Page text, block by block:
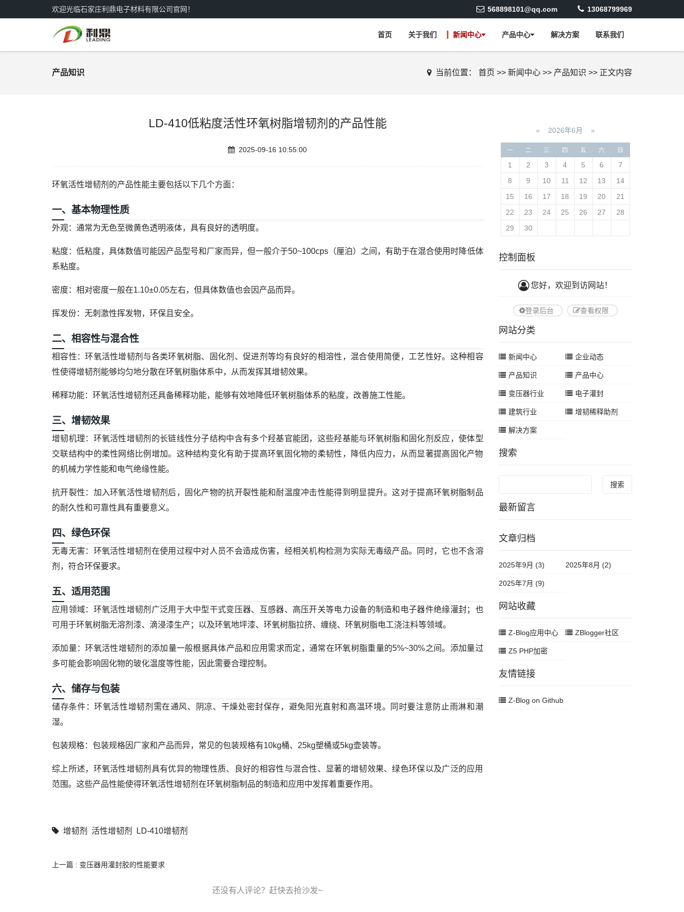
欢迎光临石家庄利鼎电子材料有限公司官网！ 568898101@qq.com 13068799969
首页 关于我们 新闻中心 产品中心 解决方案 联系我们
产品知识 当前位置： 首页 >> 新闻中心 >> 产品知识 >> 正文内容
LD-410低粘度活性环氧树脂增韧剂的产品性能
2025-09-16 10:55:00
环氧活性增韧剂的产品性能主要包括以下几个方面：
一、基本物理性质
外观：通常为无色至微黄色透明液体，具有良好的透明度。
粘度：低粘度，具体数值可能因产品型号和厂家而异，但一般介于50~100cps（厘泊）之间，有助于在混合使用时降低体
系粘度。
密度：相对密度一般在1.10±0.05左右，但具体数值也会因产品而异。
挥发份：无刺激性挥发物，环保且安全。
二、相容性与混合性
相容性 ：环氧活性增韧剂与各类环氧树脂、固化剂、促进剂等均有良好的相溶性，混合使用简便，工艺性好。这种相容
性使得增韧剂能够均匀地分散在环氧树脂体系中，从而发挥其增韧效果。
稀释功能：环氧活性增韧剂还具备稀释功能，能够有效地降低环氧树脂体系的粘度，改善施工性能。
三、增韧效果
增韧机理 ：环氧活性增韧剂的长链线性分子结构中含有多个羟基官能团，这些羟基能与环氧树脂和固化剂反应，使体型
交联结构中的柔性网络比例增加。这种结构变化有助于提高环氧固化物的柔韧性，降低内应力，从而显著提高固化产物
的机械力学性能和电气绝缘性能。
抗开裂性 ：加入环氧活性增韧剂后，固化产物的抗开裂性能和耐温度冲击性能得到明显提升。这对于提高环氧树脂制品
的耐久性和可靠性具有重要意义。
四、绿色环保
无毒无害 ：环氧活性增韧剂在使用过程中对人员不会造成伤害，经相关机构检测为实际无毒级产品。同时，它也不含溶
剂，符合环保要求。
五、适用范围
应用领域：环氧活性增韧剂广泛用于大中型干式变压器、互感器、高压开关等电力设备的制造和电子器件绝缘灌封；也
可用于环氧树脂无溶剂漆、滴浸漆生产；以及环氧地坪漆、环氧树脂拉挤、缠绕、环氧树脂电工浇注料等领域。
添加量 ：环氧活性增韧剂的添加量一般根据具体产品和应用需求而定，通常在环氧树脂重量的5%~30%之间。添加量过
多可能会影响固化物的玻化温度等性能，因此需要合理控制。
六、储存与包装
储存条件 ：环氧活性增韧剂需在通风、阴凉、干燥处密封保存，避免阳光直射和高温环境。同时要注意防止雨淋和潮
湿。
包装规格：包装规格因厂家和产品而异，常见的包装规格有10kg桶、25kg塑桶或5kg壶装等。
综上所述，环氧活性增韧剂具有优异的物理性质、良好的相容性与混合性、显著的增韧效果、绿色环保以及广泛的应用
范围。这些产品性能使得环氧活性增韧剂在环氧树脂制品的制造和应用中发挥着重要作用。
增韧剂 活性增韧剂 LD-410增韧剂
上一篇 : 变压器用灌封胶的性能要求
« 2026年6月 »
一 二 三 四 五 六 日
1 2 3 4 5 6
7
8
9 10 11 12 13
14
15
16 17 18 19 20
21
22
23 24 25 26 27
28
29
30
控制面板
您好，欢迎到访网站！
登录后台 查看权限
网站分类
新闻中心 企业动态
产品知识 产品中心
变压器行业 电子灌封
建筑行业 增韧稀释助剂
解决方案
搜索
最新留言
文章归档
2025年9月 (3) 2025年8月 (2)
2025年7月 (9)
网站收藏
Z-Blog应用中心 ZBlogger社区
Z5 PHP加密
友情链接
Z-Blog on Github